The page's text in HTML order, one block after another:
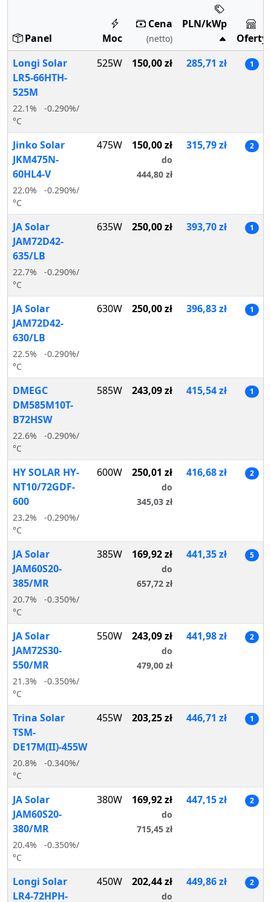
Panel Moc
Cena
(netto)
PLN/kWp
Oferty
Longi Solar
LR5-66HTH-
525M
22.1%
-0.290%/
°C
525W 150,00 zł 285,71 zł 1
Jinko Solar
JKM475N-
60HL4-V
22.0%
-0.290%/
°C
475W 150,00 zł
do
444,80 zł
315,79 zł 2
JA Solar
JAM72D42-
635/LB
22.7%
-0.290%/
°C
635W 250,00 zł 393,70 zł 1
JA Solar
JAM72D42-
630/LB
22.5%
-0.290%/
°C
630W 250,00 zł 396,83 zł 1
DMEGC
DM585M10T-
B72HSW
22.6%
-0.290%/
°C
585W 243,09 zł 415,54 zł 1
HY SOLAR HY-
NT10/72GDF-
600
23.2%
-0.290%/
°C
600W 250,01 zł
do
345,03 zł
416,68 zł 2
JA Solar
JAM60S20-
385/MR
20.7%
-0.350%/
°C
385W 169,92 zł
do
657,72 zł
441,35 zł 5
JA Solar
JAM72S30-
550/MR
21.3%
-0.350%/
°C
550W 243,09 zł
do
479,00 zł
441,98 zł 2
Trina Solar
TSM-
DE17M(II)-455W
20.8%
-0.340%/
°C
455W 203,25 zł 446,71 zł 1
JA Solar
JAM60S20-
380/MR
20.4%
-0.350%/
°C
380W 169,92 zł
do
715,45 zł
447,15 zł 2
Longi Solar
LR4-72HPH-
450W 202,44 zł
do
449,86 zł 2